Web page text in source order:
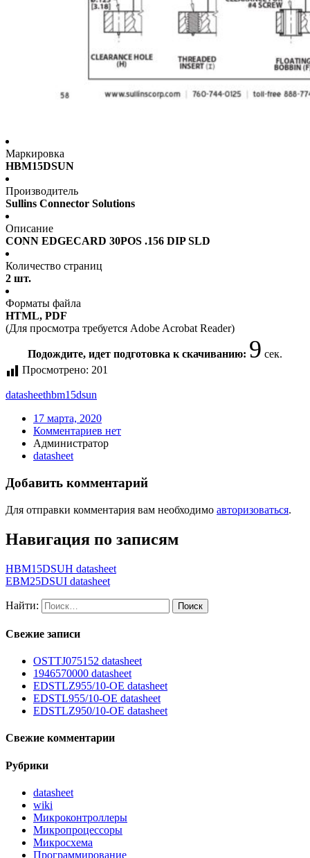
Маркировка
HBM15DSUN
Производитель
Sullins Connector Solutions
Описание
CONN EDGECARD 30POS .156 DIP SLD
Количество страниц
2 шт.
Форматы файла
HTML, PDF
(Для просмотра требуется Adobe Acrobat Reader)
Подождите, идет подготовка к скачиванию: 9 сек.
Просмотрено: 201
datasheethbm15dsun
17 марта, 2020
Комментариев нет
Администратор
datasheet
Добавить комментарий
Для отправки комментария вам необходимо авторизоваться.
Навигация по записям
HBM15DSUH datasheet
EBM25DSUI datasheet
Найти:
Свежие записи
OSTTJ075152 datasheet
1946570000 datasheet
EDSTLZ955/10-OE datasheet
EDSTL955/10-OE datasheet
EDSTLZ950/10-OE datasheet
Свежие комментарии
Рубрики
datasheet
wiki
Микроконтроллеры
Микропроцессоры
Микросхема
Программирование